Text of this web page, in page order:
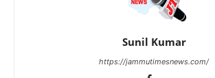
Sunil Kumar
https://jammutimesnews.com/